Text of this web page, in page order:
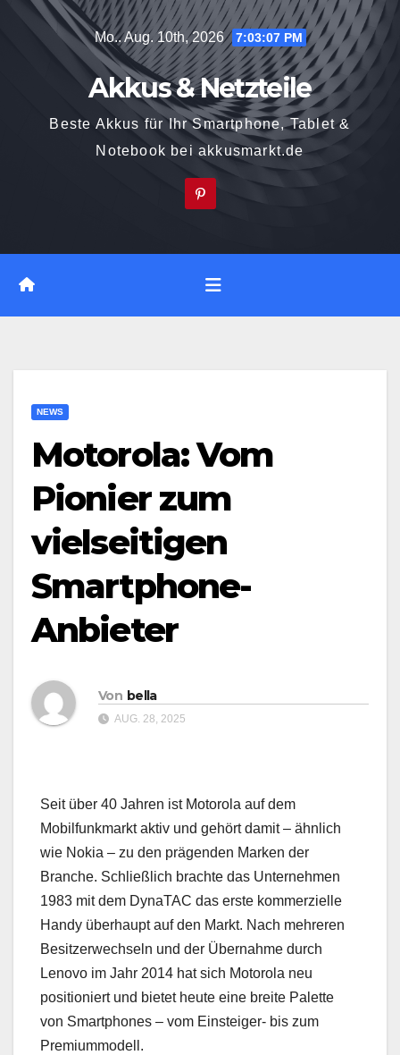
Mo.. Aug. 10th, 2026 7:03:08 PM
Akkus & Netzteile
Beste Akkus für Ihr Smartphone, Tablet &
Notebook bei akkusmarkt.de
NEWS
Motorola: Vom
Pionier zum
vielseitigen
Smartphone-
Anbieter
Von bella
AUG. 28, 2025
Seit über 40 Jahren ist Motorola auf dem
Mobilfunkmarkt aktiv und gehört damit – ähnlich
wie Nokia – zu den prägenden Marken der
Branche. Schließlich brachte das Unternehmen
1983 mit dem DynaTAC das erste kommerzielle
Handy überhaupt auf den Markt. Nach mehreren
Besitzerwechseln und der Übernahme durch
Lenovo im Jahr 2014 hat sich Motorola neu
positioniert und bietet heute eine breite Palette
von Smartphones – vom Einsteiger- bis zum
Premiummodell.